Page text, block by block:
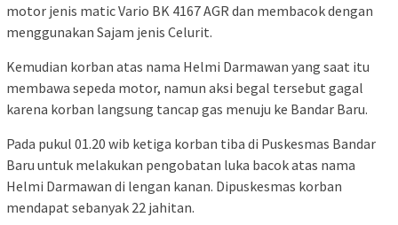
motor jenis matic Vario BK 4167 AGR dan membacok dengan
menggunakan Sajam jenis Celurit.
Kemudian korban atas nama Helmi Darmawan yang saat itu
membawa sepeda motor, namun aksi begal tersebut gagal
karena korban langsung tancap gas menuju ke Bandar Baru.
Pada pukul 01.20 wib ketiga korban tiba di Puskesmas Bandar
Baru untuk melakukan pengobatan luka bacok atas nama
Helmi Darmawan di lengan kanan. Dipuskesmas korban
mendapat sebanyak 22 jahitan.